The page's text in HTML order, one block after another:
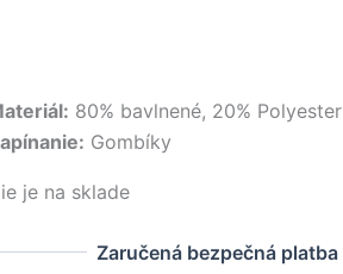
80% bavlnené, 20% Polyester
Gombíky
je na sklade
Zaručená bezpečná platba